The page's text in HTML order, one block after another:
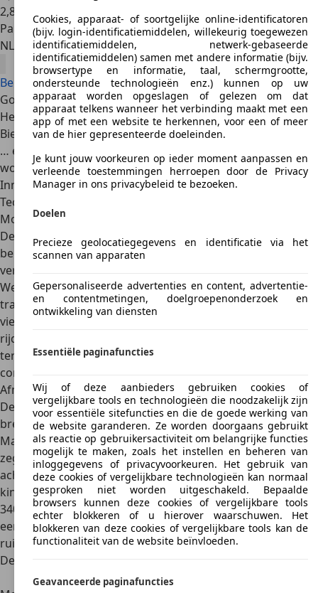
2,8
Particulier
NL 5961RHHorst
Bekijk alle Maserati 3200 aanbiedingen
Goede redenen
Heeft een tijdloos en door velen erg gewaardeerd design
Biedt dankzij een krachtige motor sportieve prestaties …
… en tegelijkertijd de luxe die van een Maserati mag
worden verwacht
Inmiddels als occasion relatief betaalbaar
Technische gegevens
Motorisatie
De Maserati 3200 wordt aangedreven door een
3,2-liter V8
benzinemotormet een vermogen van
vermogen wordt altijd overgebracht op de
Wel kon je kiezen tussen de standaardhandgeschakelde
transmissie met zes versnellingenen de optionele
viertrapsautomaat
rijder die de maximale prestaties naar boven wil halen,
terwijl de automaat vooral in de smaak valt bij wie
comfortabel wil cruisen met een grote krachtreserve.
Afmetingen
De Maserati 3200 is ongeveer4,5 meter lang, 1,8 meter
breed en 1,3 meter hoog. Dewielbasismeet2,66 meter. De
Maserati 3200 is wat men noemt een2+2-zitter. Dat wil
zeggen dat de inzittenden voorin ruim zitten, maar de
achterbank aan de krappe kant is en meer bedoeld voor
kinderen en/of korte afstanden. Debagageruimtemeet
340 liter. Dat is in algemene zin niet super veel, maar voor
een grand tourer zoals de Maserati 3200 is dat een vrij
ruime bagageruimte te noemen.
De belangrijkste specificaties op een rij
Cookies, apparaat- of soortgelijke online-identificatoren
(bijv. login-identificatiemiddelen, willekeurig toegewezen
identificatiemiddelen, netwerk-gebaseerde
identificatiemiddelen) samen met andere informatie (bijv.
browsertype en informatie, taal, schermgrootte,
ondersteunde technologieën enz.) kunnen op uw
apparaat worden opgeslagen of gelezen om dat
apparaat telkens wanneer het verbinding maakt met een
app of met een website te herkennen, voor een of meer
van de hier gepresenteerde doeleinden.
Je kunt jouw voorkeuren op ieder moment aanpassen en
verleende toestemmingen herroepen door de Privacy
Manager in ons privacybeleid te bezoeken.
Doelen
Precieze geolocatiegegevens en identificatie via het
scannen van apparaten
Gepersonaliseerde advertenties en content, advertentie-
en contentmetingen, doelgroepenonderzoek en
ontwikkeling van diensten
Essentiële paginafuncties
Wij of deze aanbieders gebruiken cookies of
vergelijkbare tools en technologieën die noodzakelijk zijn
voor essentiële sitefuncties en die de goede werking van
de website garanderen. Ze worden doorgaans gebruikt
als reactie op gebruikersactiviteit om belangrijke functies
mogelijk te maken, zoals het instellen en beheren van
inloggegevens of privacyvoorkeuren. Het gebruik van
deze cookies of vergelijkbare technologieën kan normaal
gesproken niet worden uitgeschakeld. Bepaalde
browsers kunnen deze cookies of vergelijkbare tools
echter blokkeren of u hierover waarschuwen. Het
blokkeren van deze cookies of vergelijkbare tools kan de
functionaliteit van de website beïnvloeden.
Geavanceerde paginafuncties